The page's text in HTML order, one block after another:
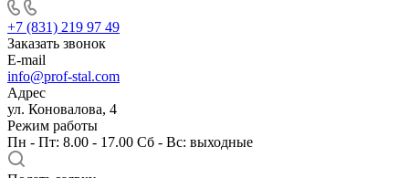
+7 (831) 219 97 49
Заказать звонок
E-mail
info@prof-stal.com
Адрес
ул. Коновалова, 4
Режим работы
Пн - Пт: 8.00 - 17.00 Сб - Вс: выходные